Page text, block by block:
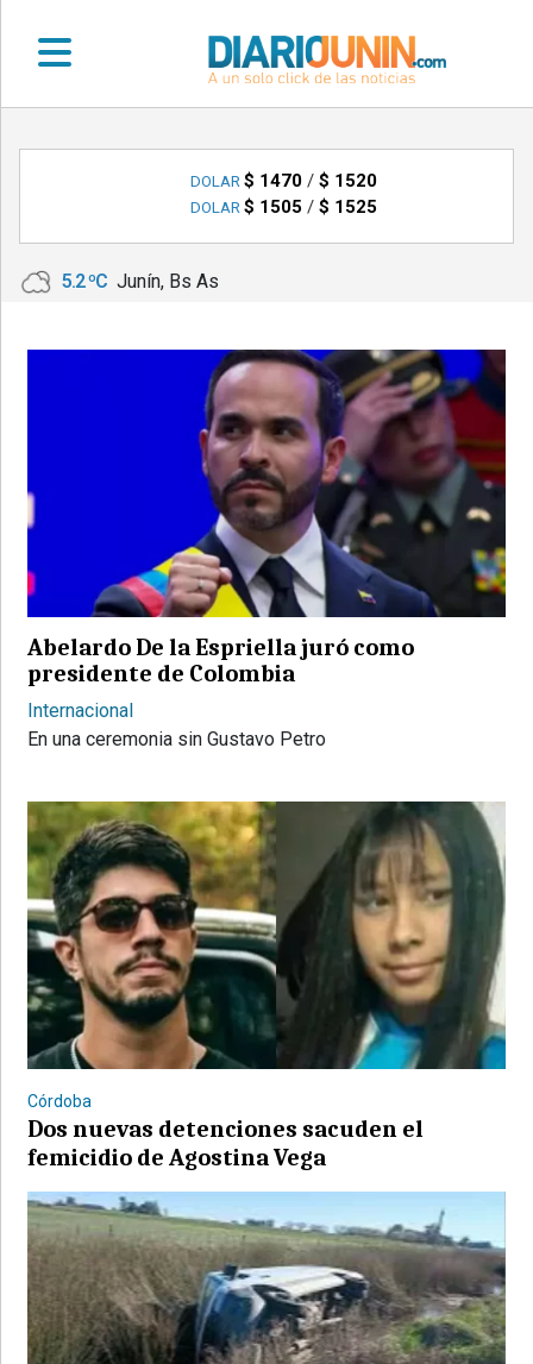
•
LOCALES
•
REGIONALES
ESPECTÁCULOS
INTERNACIONALES
• SERVICIOS
• RADIOS EN VIVO
©2007/2026
DOLAR $ 1470/ $ 1520
DOLAR $ 1505 / $ 1525
5.2 ºC Junín, Bs As
Abelardo De la Espriella juró como
presidente de Colombia
Internacional
En una ceremonia sin Gustavo Petro
Córdoba
Dos nuevas detenciones sacuden el
femicidio de Agostina Vega